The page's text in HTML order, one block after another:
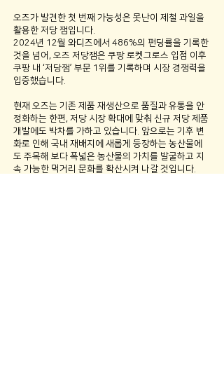
오즈가 발견한 첫 번째 가능성은 못난이 제철 과일을
활용한 저당 잼입니다.
2024년 12월 와디즈에서 486%의 펀딩률을 기록한
것을 넘어, 오즈 저당잼은 쿠팡 로켓그로스 입점 이후
쿠팡 내 ‘저당잼’ 부문 1위를 기록하며 시장 경쟁력을
입증했습니다.
현재 오즈는 기존 제품 재생산으로 품질과 유통을 안
정화하는 한편, 저당 시장 확대에 맞춰 신규 저당 제품
개발에도 박차를 가하고 있습니다. 앞으로는 기후 변
화로 인해 국내 재배지에 새롭게 등장하는 농산물에
도 주목해 보다 폭넓은 농산물의 가치를 발굴하고 지
속 가능한 먹거리 문화를 확산시켜 나갈 것입니다.